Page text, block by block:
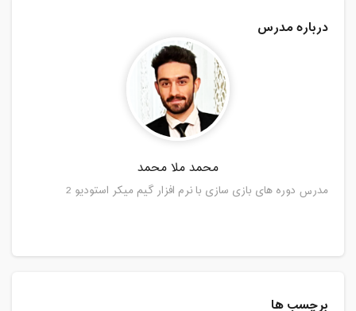
درباره مدرس
محمد ملا محمد
مدرس دوره های بازی سازی با نرم افزار گیم میکر استودیو 2
برچسب ها